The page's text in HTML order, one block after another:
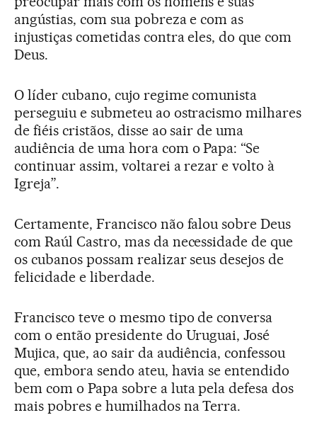
angústias, com sua pobreza e com as
injustiças cometidas contra eles, do que com
Deus.
O líder cubano, cujo regime comunista
perseguiu e submeteu ao ostracismo milhares
de fiéis cristãos, disse ao sair de uma
audiência de uma hora com o Papa: “Se
continuar assim, voltarei a rezar e volto à
Igreja”.
Certamente, Francisco não falou sobre Deus
com Raúl Castro, mas da necessidade de que
os cubanos possam realizar seus desejos de
felicidade e liberdade.
Francisco teve o mesmo tipo de conversa
com o então presidente do Uruguai, José
Mujica, que, ao sair da audiência, confessou
que, embora sendo ateu, havia se entendido
bem com o Papa sobre a luta pela defesa dos
mais pobres e humilhados na Terra.